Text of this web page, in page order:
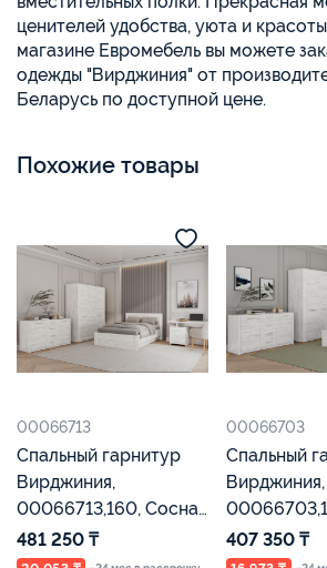
ценителей удобства, уюта и
магазине Евромебель вы можете
одежды "Вирджиния" от
Беларусь по доступной цене.
Похожие товары
00066713
Спальный гарнитур
Вирджиния,
00066713,160, Сосна
Каньон, Евромебель
481 250 ₸
00066703
Спальный
Вирджиния,
Каньон,
407 350 ₸